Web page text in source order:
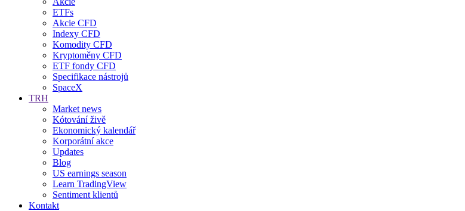
ETFs
Akcie CFD
Indexy CFD
Komodity CFD
Kryptoměny CFD
ETF fondy CFD
Specifikace nástrojů
SpaceX
TRH
Market news
Kótování živě
Ekonomický kalendář
Korporátní akce
Updates
Blog
US earnings season
Learn TradingView
Sentiment klientů
Kontakt